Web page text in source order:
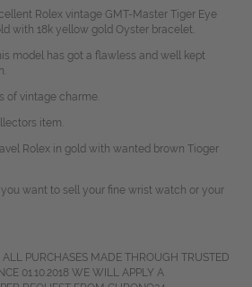
Rolex vintage GMT-Master Tiger Eye
with 18k yellow gold Oyster bracelet.
model has got a flawless and well kept
of vintage charme.
item.
Rolex in gold with wanted brown Tioger
want to sell your fine wrist watch or your
ALL PURCHASES MADE THROUGH TRUSTED
01.10.2018 WE WILL APPLY A